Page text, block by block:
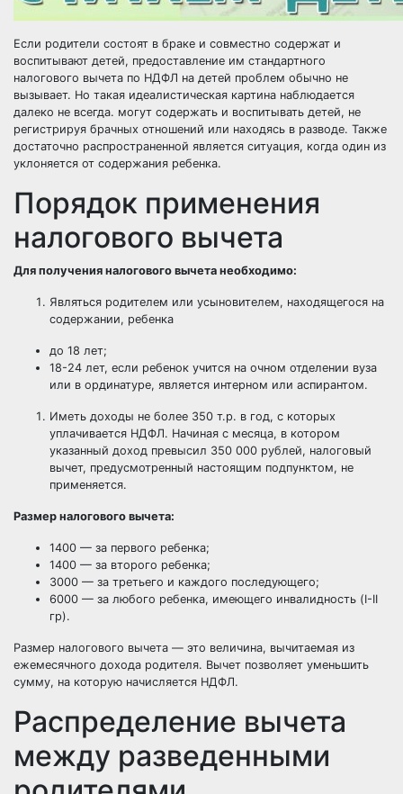
Если родители состоят в браке и совместно содержат и
воспитывают детей, предоставление им стандартного
налогового вычета по НДФЛ на детей проблем обычно не
вызывает. Но такая идеалистическая картина наблюдается
далеко не всегда. могут содержать и воспитывать детей, не
регистрируя брачных отношений или находясь в разводе. Также
достаточно распространенной является ситуация, когда один из
уклоняется от содержания ребенка.
Порядок применения
налогового вычета
Для получения налогового вычета необходимо:
Являться родителем или усыновителем, находящегося на
содержании, ребенка
до 18 лет;
18-24 лет, если ребенок учится на очном отделении вуза
или в ординатуре, является интерном или аспирантом.
Иметь доходы не более 350 т.р. в год, с которых
уплачивается НДФЛ. Начиная с месяца, в котором
указанный доход превысил 350 000 рублей, налоговый
вычет, предусмотренный настоящим подпунктом, не
применяется.
Размер налогового вычета:
1400 — за первого ребенка;
1400 — за второго ребенка;
3000 — за третьего и каждого последующего;
6000 — за любого ребенка, имеющего инвалидность (I-II
гр).
Размер налогового вычета — это величина, вычитаемая из
ежемесячного дохода родителя. Вычет позволяет уменьшить
сумму, на которую начисляется НДФЛ.
Распределение вычета
между разведенными